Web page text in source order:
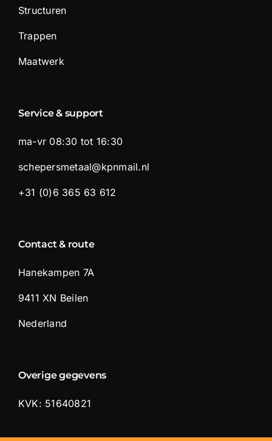
Structuren
Trappen
Maatwerk
Service & support
ma-vr 08:30 tot 16:30
schepersmetaal@kpnmail.nl
+31 (0)6 365 63 612
Contact & route
Hanekampen 7A
9411 XN Beilen
Nederland
Overige gegevens
KVK: 51640821